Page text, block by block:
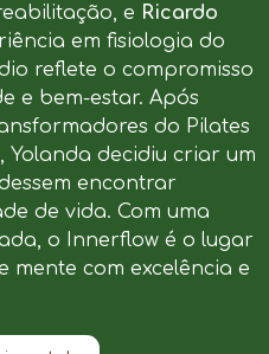
e Ricardo
em fisiologia do
reflete o compromisso
e bem-estar. Após
do Pilates
decidiu criar um
encontrar
de vida. Com uma
o Innerflow é o lugar
com excelência e